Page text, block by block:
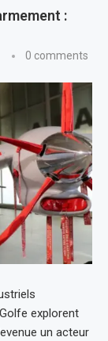
:
0 comments
explorent
un acteur